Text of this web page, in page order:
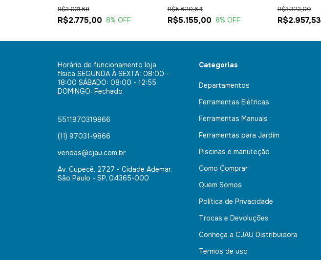
R$2.775,00
R$3.031,69
8% OFF R$5.155,00
R$5.620,64
8% OFF R$2.957,53
R$3.323,00
Horário de funcionamento loja
física SEGUNDA À SEXTA: 08:00 -
18:00 SÁBADO: 08:00 - 12:55
DOMINGO: Fechado
5511970319866
(11) 97031-9866
vendas@cjau.com.br
Av. Cupecê, 2727 - Cidade Ademar,
São Paulo - SP, 04365-000
Categorias
Departamentos
Ferramentas Elétricas
Ferramentas Manuais
Ferramentas para Jardim
Piscinas e manuteção
Como Comprar
Quem Somos
Política de Privacidade
Trocas e Devoluções
Conheça a CJAU Distribuidora
Termos de uso